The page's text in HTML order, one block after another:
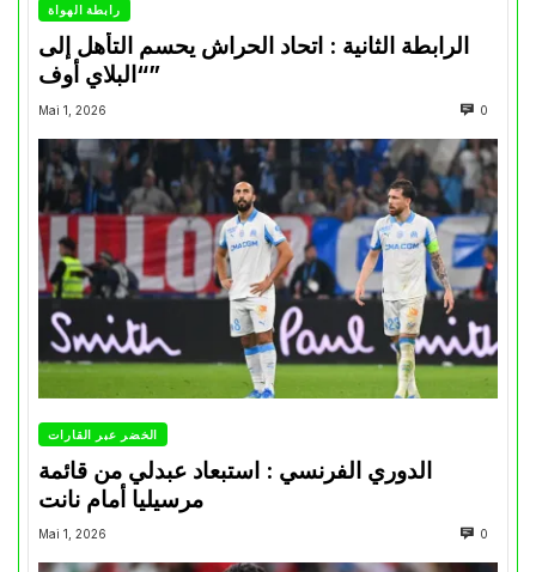
رابطة الهواة
الرابطة الثانية : اتحاد الحراش يحسم التأهل إلى
“البلاي أوف”
Mai 1, 2026 0
الخضر عبر القارات
الدوري الفرنسي : استبعاد عبدلي من قائمة
مرسيليا أمام نانت
Mai 1, 2026 0